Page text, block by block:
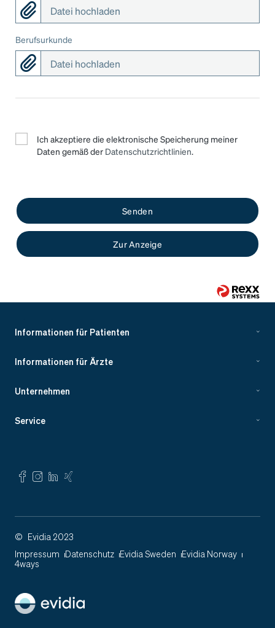
Datei hochladen
Berufsurkunde
Datei hochladen
Ich akzeptiere die elektronische Speicherung meiner
Daten gemäß der Datenschutzrichtlinien.
Zur Anzeige
Senden
Informationen für Patienten
Informationen für Ärzte
Unternehmen
Service
Impressum Datenschutz Evidia Sweden
Evidia Norway
4ways
© Evidia 2023